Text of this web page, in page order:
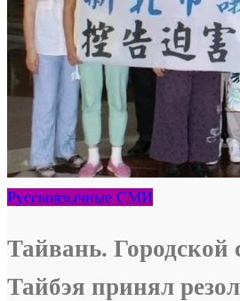
Русскоязычные СМИ
Тайвань. Городской
Тайбэя принял